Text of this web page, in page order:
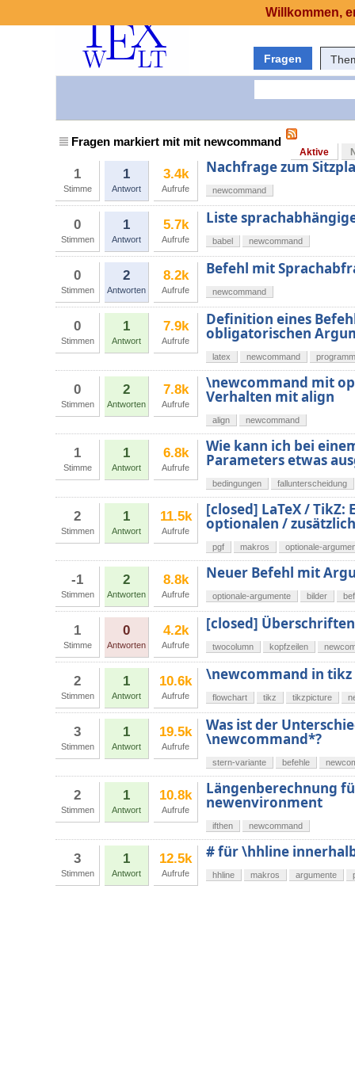
Fragen
Fragen markiert mit mit newcommand
Aktive
1
Stimme
1
Antwort
3.4k
Aufrufe
Nachfrage zum
newcommand
0
Stimmen
1
Antwort
5.7k
Aufrufe
Liste
babel newcommand
0
Stimmen
2
Antworten
8.2k
Aufrufe
Befehl mit
newcommand
0
Stimmen
1
Antwort
7.9k
Aufrufe
Definition eines
obligatorischen
latex newcommand
0
Stimmen
2
Antworten
7.8k
Aufrufe
\newcommand mit
Verhalten mit align
align newcommand
1
Stimme
1
Antwort
6.8k
Aufrufe
Wie kann ich bei
Parameters etwas
bedingungen fallunterscheidung
2
Stimmen
1
Antwort
11.5k
Aufrufe
[closed] LaTeX /
optionalen /
pgf makros optionale-
-1
Stimmen
2
Antworten
8.8k
Aufrufe
Neuer Befehl mit
optionale-argumente bilder
1
Stimme
0
Antworten
4.2k
Aufrufe
[closed]
twocolumn kopfzeilen
2
Stimmen
1
Antwort
10.6k
Aufrufe
\newcommand in
flowchart tikz tikzpicture
3
Stimmen
1
Antwort
19.5k
Aufrufe
Was ist der
\newcommand*?
stern-variante befehle
2
Stimmen
1
Antwort
10.8k
Aufrufe
Längenberechnung
newenvironment
ifthen newcommand
3
Stimmen
1
Antwort
12.5k
Aufrufe
# für \hhline
hhline makros argumente
Willkommen,